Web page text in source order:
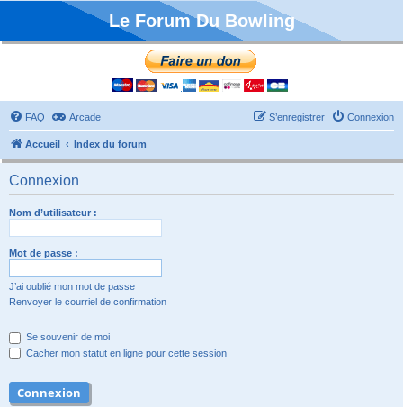
Le Forum Du Bowling
FAQ Arcade Connexion
S’enregistrer
Accueil Index du forum
Connexion
Nom d’utilisateur :
Mot de passe :
J’ai oublié mon mot de passe
Renvoyer le courriel de confirmation
Se souvenir de moi
Cacher mon statut en ligne pour cette session